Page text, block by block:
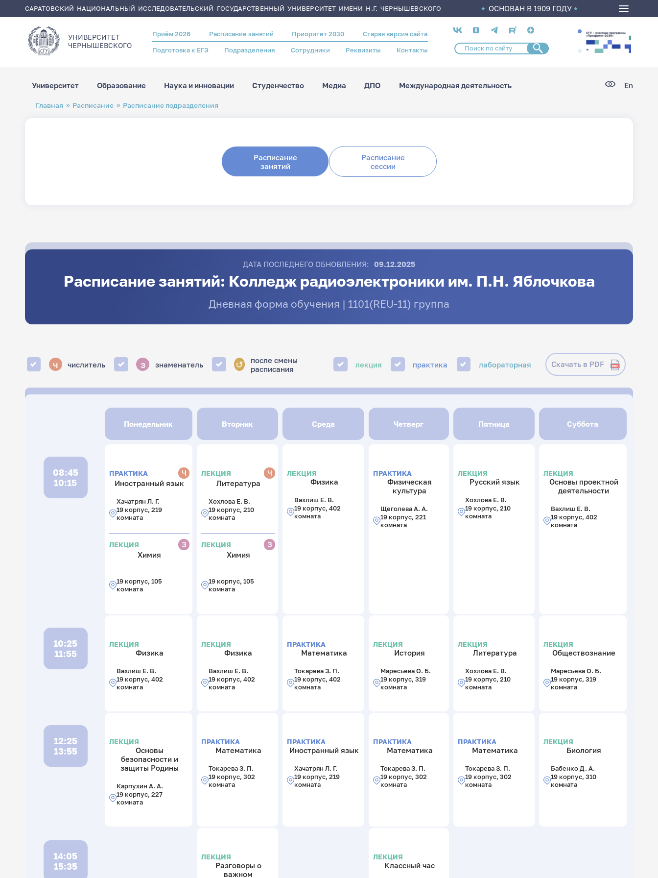
САРАТОВСКИЙ НАЦИОНАЛЬНЫЙ ИССЛЕДОВАТЕЛЬСКИЙ ГОСУДАРСТВЕННЫЙ УНИВЕРСИТЕТ ИМЕНИ Н.Г. ЧЕРНЫШЕВСКОГО ОСНОВАН В 1909 ГОДУ
УНИВЕРСИТЕТ
ЧЕРНЫШЕВСКОГO
Header
menu
Приём 2026 Расписание занятий Приоритет 2030 Старая версия сайта
Подготовка к ЕГЭ Подразделения Сотрудники Реквизиты Контакты
Социальные
сети
Университет Образование Наука и инновации Студенчество Медиа ДПО Международная деятельность En
Строка
навигации
Главная Расписание Расписание подразделения
Расписание
занятий
Расписание
сессии
ДАТА ПОСЛЕДНЕГО ОБНОВЛЕНИЯ: 09.12.2025
Расписание занятий: Колледж радиоэлектроники им. П.Н. Яблочкова
Дневная форма обучения | 1101(REU-11) группа
ч числитель з знаменатель ↺
после смены
расписания
лекция практика лабораторная Скачать в PDF
Понедельник Вторник Среда Четверг Пятница Суббота
08:45
10:15
ПРАКТИКА
Ч
Иностранный язык
Хачатрян Л. Г.
19 корпус, 219
комната
ЛЕКЦИЯ
З
Химия
19 корпус, 105
комната
ЛЕКЦИЯ
Ч
Литература
Хохлова Е. В.
19 корпус, 210
комната
ЛЕКЦИЯ
З
Химия
19 корпус, 105
комната
ЛЕКЦИЯ
Физика
Вахлиш Е. В.
19 корпус, 402
комната
ПРАКТИКА
Физическая
культура
Щеголева А. А.
19 корпус, 221
комната
ЛЕКЦИЯ
Русский язык
Хохлова Е. В.
19 корпус, 210
комната
ЛЕКЦИЯ
Основы проектной
деятельности
Вахлиш Е. В.
19 корпус, 402
комната
10:25
11:55
ЛЕКЦИЯ
Физика
Вахлиш Е. В.
19 корпус, 402
комната
ЛЕКЦИЯ
Физика
Вахлиш Е. В.
19 корпус, 402
комната
ПРАКТИКА
Математика
Токарева З. П.
19 корпус, 402
комната
ЛЕКЦИЯ
История
Маресьева О. Б.
19 корпус, 319
комната
ЛЕКЦИЯ
Литература
Хохлова Е. В.
19 корпус, 210
комната
ЛЕКЦИЯ
Обществознание
Маресьева О. Б.
19 корпус, 319
комната
12:25
13:55
ЛЕКЦИЯ
Основы
безопасности и
защиты Родины
Карпухин А. А.
19 корпус, 227
комната
ПРАКТИКА
Математика
Токарева З. П.
19 корпус, 302
комната
ПРАКТИКА
Иностранный язык
Хачатрян Л. Г.
19 корпус, 219
комната
ПРАКТИКА
Математика
Токарева З. П.
19 корпус, 302
комната
ПРАКТИКА
Математика
Токарева З. П.
19 корпус, 302
комната
ЛЕКЦИЯ
Биология
Бабенко Д. А.
19 корпус, 310
комната
14:05
15:35
ЛЕКЦИЯ
Разговоры о
важном
ЛЕКЦИЯ
Классный час